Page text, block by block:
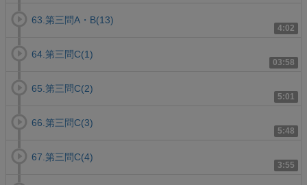
4:02
63.第三問A・B(13)
03:58
64.第三問C(1)
5:01
65.第三問C(2)
5:48
66.第三問C(3)
3:55
67.第三問C(4)